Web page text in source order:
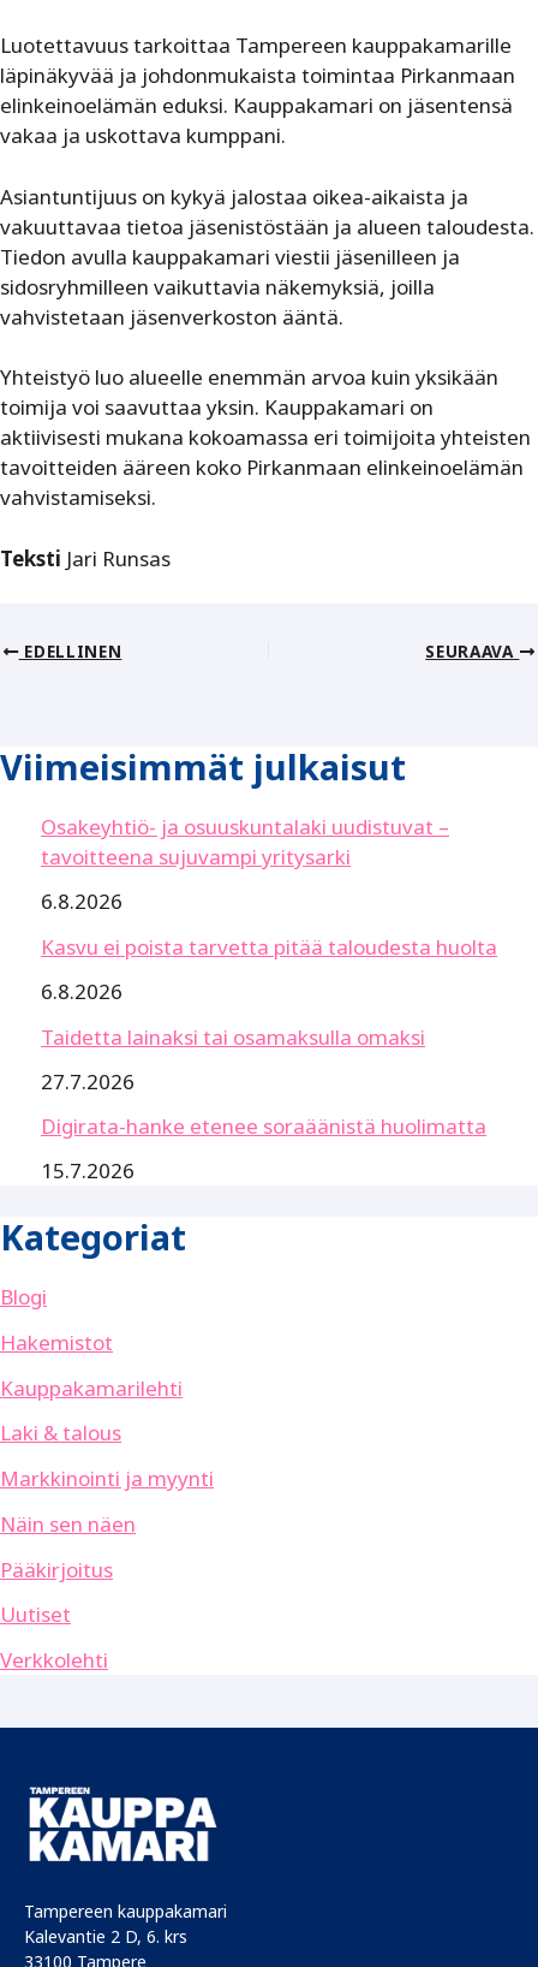
Luotettavuus tarkoittaa Tampereen kauppakamarille
läpinäkyvää ja johdonmukaista toimintaa Pirkanmaan
elinkeinoelämän eduksi. Kauppakamari on jäsentensä
vakaa ja uskottava kumppani.
Asiantuntijuus on kykyä jalostaa oikea-aikaista ja
vakuuttavaa tietoa jäsenistöstään ja alueen taloudesta.
Tiedon avulla kauppakamari viestii jäsenilleen ja
sidosryhmilleen vaikuttavia näkemyksiä, joilla
vahvistetaan jäsenverkoston ääntä.
Yhteistyö luo alueelle enemmän arvoa kuin yksikään
toimija voi saavuttaa yksin. Kauppakamari on
aktiivisesti mukana kokoamassa eri toimijoita yhteisten
tavoitteiden ääreen koko Pirkanmaan elinkeinoelämän
vahvistamiseksi.
Teksti Jari Runsas
EDELLINEN SEURAAVA
Viimeisimmät julkaisut
Osakeyhtiö- ja osuuskuntalaki uudistuvat –
tavoitteena sujuvampi yritysarki
6.8.2026
Kasvu ei poista tarvetta pitää taloudesta huolta
6.8.2026
Taidetta lainaksi tai osamaksulla omaksi
27.7.2026
Digirata-hanke etenee soraäänistä huolimatta
15.7.2026
Kategoriat
Blogi
Hakemistot
Kauppakamarilehti
Laki & talous
Markkinointi ja myynti
Näin sen näen
Pääkirjoitus
Uutiset
Verkkolehti
Tampereen kauppakamari
Kalevantie 2 D, 6. krs
33100 Tampere